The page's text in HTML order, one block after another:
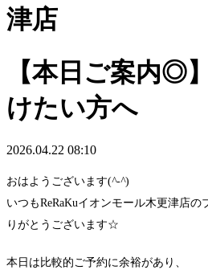
津店
【本日ご案内◎
けたい方へ
2026.04.22 08:10
おはようございます(^-^)
いつもReRaKuイオンモール木更津店
りがとうございます☆
本日は比較的ご予約に余裕があり、